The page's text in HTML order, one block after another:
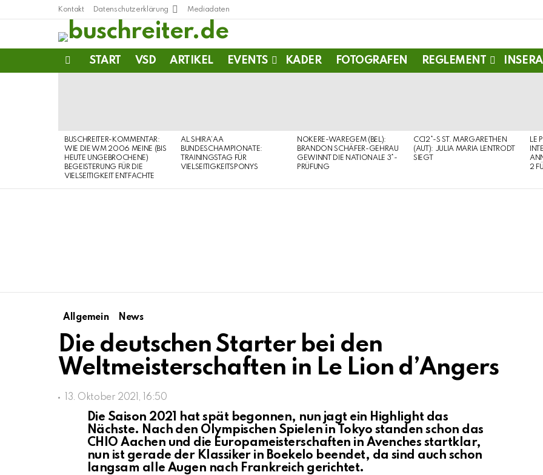
Kontakt Datenschutzerklärung Mediadaten
START VSD ARTIKEL EVENTS KADER FOTOGRAFEN REGLEMENT
BUSCHREITER-KOMMENTAR:
WIE DIE WM 2006 MEINE (BIS
HEUTE UNGEBROCHENE)
BEGEISTERUNG FÜR DIE
VIELSEITIGKEIT ENTFACHTE
AL SHIRA’AA
BUNDESCHAMPIONATE:
TRAININGSTAG FÜR
VIELSEITIGKEITSPONYS
NOKERE-WAREGEM (BEL):
BRANDON SCHÄFER-GEHRAU
GEWINNT DIE NATIONALE 3*-
PRÜFUNG
CCI2*-S ST. MARGARETHEN
(AUT): JULIA MARIA LENTRODT
SIEGT
LE
2
Allgemein News
Die deutschen Starter bei den
Weltmeisterschaften in Le Lion d’Angers
13. Oktober 2021, 16:50
Die Saison 2021 hat spät begonnen, nun jagt ein Highlight das
Nächste. Nach den Olympischen Spielen in Tokyo standen schon das
CHIO Aachen und die Europameisterschaften in Avenches startklar,
nun ist gerade der Klassiker in Boekelo beendet, da sind auch schon
langsam alle Augen nach Frankreich gerichtet.